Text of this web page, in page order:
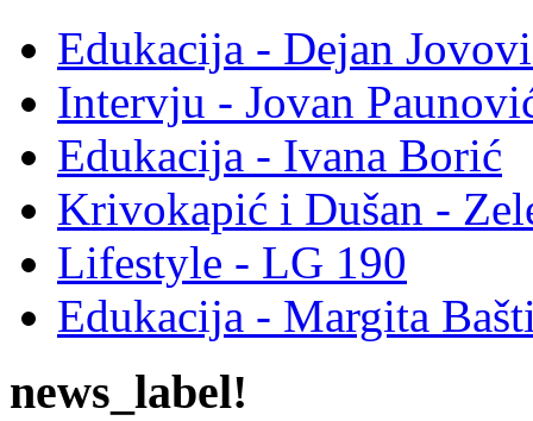
Edukacija - Dejan
Intervju - Jovan
Edukacija - Ivana Borić
Krivokapić i Dušan -
Lifestyle - LG 190
Edukacija - Margita
news_label!